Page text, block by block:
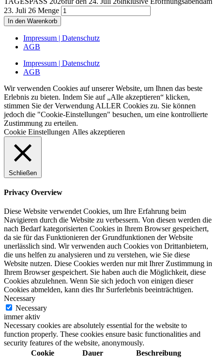
23. Juli 26 Menge
In den Warenkorb
Impressum | Datenschutz
AGB
Impressum | Datenschutz
AGB
Wir verwenden Cookies auf unserer Website, um Ihnen das beste
Erlebnis zu bieten. Indem Sie auf „Alle akzeptieren“ klicken,
stimmen Sie der Verwendung ALLER Cookies zu. Sie können
jedoch die "Cookie-Einstellungen" besuchen, um eine kontrollierte
Zustimmung zu erteilen.
Cookie Einstellungen Alles akzeptieren
Schließen
Privacy Overview
Diese Website verwendet Cookies, um Ihre Erfahrung beim
Navigieren durch die Website zu verbessern. Von diesen werden die
nach Bedarf kategorisierten Cookies in Ihrem Browser gespeichert,
da sie für das Funktionieren der Grundfunktionen der Website
unerlässlich sind. Wir verwenden auch Cookies von Drittanbietern,
die uns helfen zu analysieren und zu verstehen, wie Sie diese
Website nutzen. Diese Cookies werden nur mit Ihrer Zustimmung in
Ihrem Browser gespeichert. Sie haben auch die Möglichkeit, diese
Cookies abzulehnen. Wenn Sie sich jedoch von einigen dieser
Cookies abmelden, kann dies Ihr Surferlebnis beeinträchtigen.
Necessary
Necessary
immer aktiv
Necessary cookies are absolutely essential for the website to
function properly. These cookies ensure basic functionalities and
security features of the website, anonymously.
Cookie
Dauer Beschreibung